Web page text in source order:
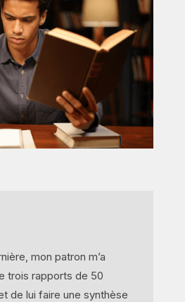
mon patron m’a
trois rapports de 50
de lui faire une synthèse